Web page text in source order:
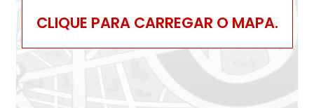
CLIQUE PARA CARREGAR O MAPA.